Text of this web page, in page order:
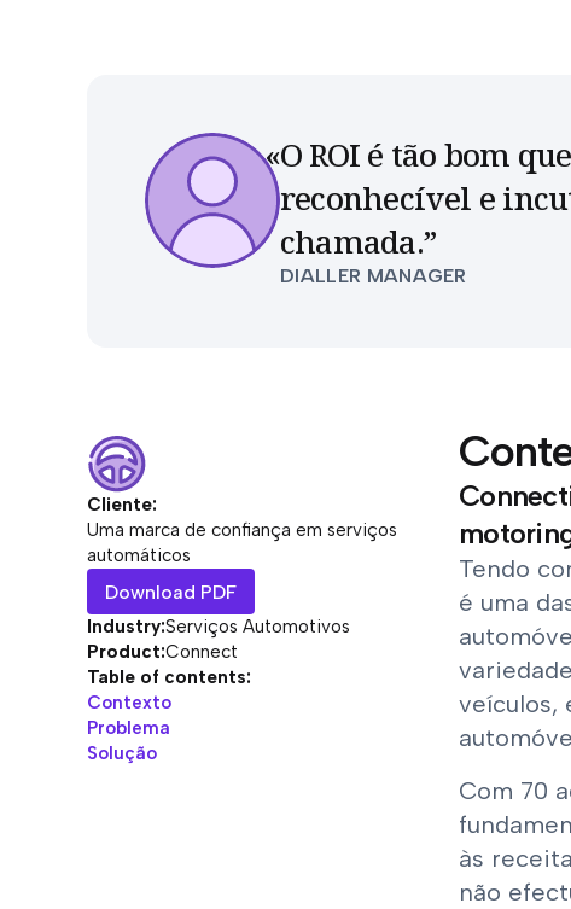
O ROI é tão bom
reconhecível e
chamada.”
DIALLER MANAGER
Cliente:
Uma marca de confiança em serviços
automáticos
Download PDF
Industry:Serviços Automotivos
Product:Connect
Table of contents:
Contexto
Problema
Solução
Tendo
é uma
veículos,
Com 70
às
não